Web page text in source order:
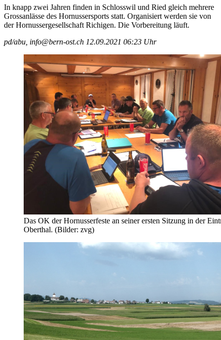
In knapp zwei Jahren finden in Schlosswil und Ried gleich mehrere
Grossanlässe des Hornussersports statt. Organisiert werden sie von
der Hornussergesellschaft Richigen. Die Vorbereitung läuft.
pd/abu, info@bern-ost.ch 12.09.2021 06:23 Uhr
Das OK der Hornusserfeste an seiner ersten Sitzung in der
Oberthal. (Bilder: zvg)